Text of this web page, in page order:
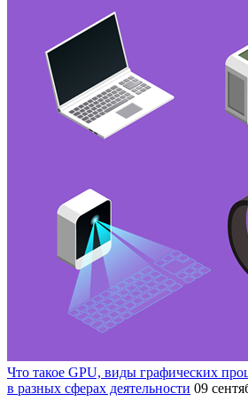
Что такое GPU, виды графических
в разных сферах деятельности 09